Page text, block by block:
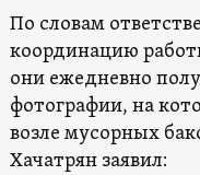
По словам
координацию
они ежедневно
фотографии, на
возле мусорных
Хачатрян заявил: